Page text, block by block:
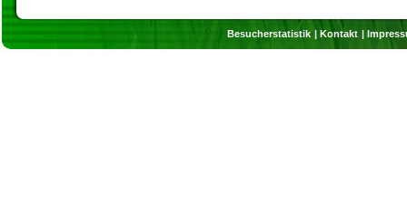
Besucherstatistik Kontakt